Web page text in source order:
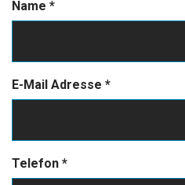
Name *
E-Mail Adresse *
Telefon *